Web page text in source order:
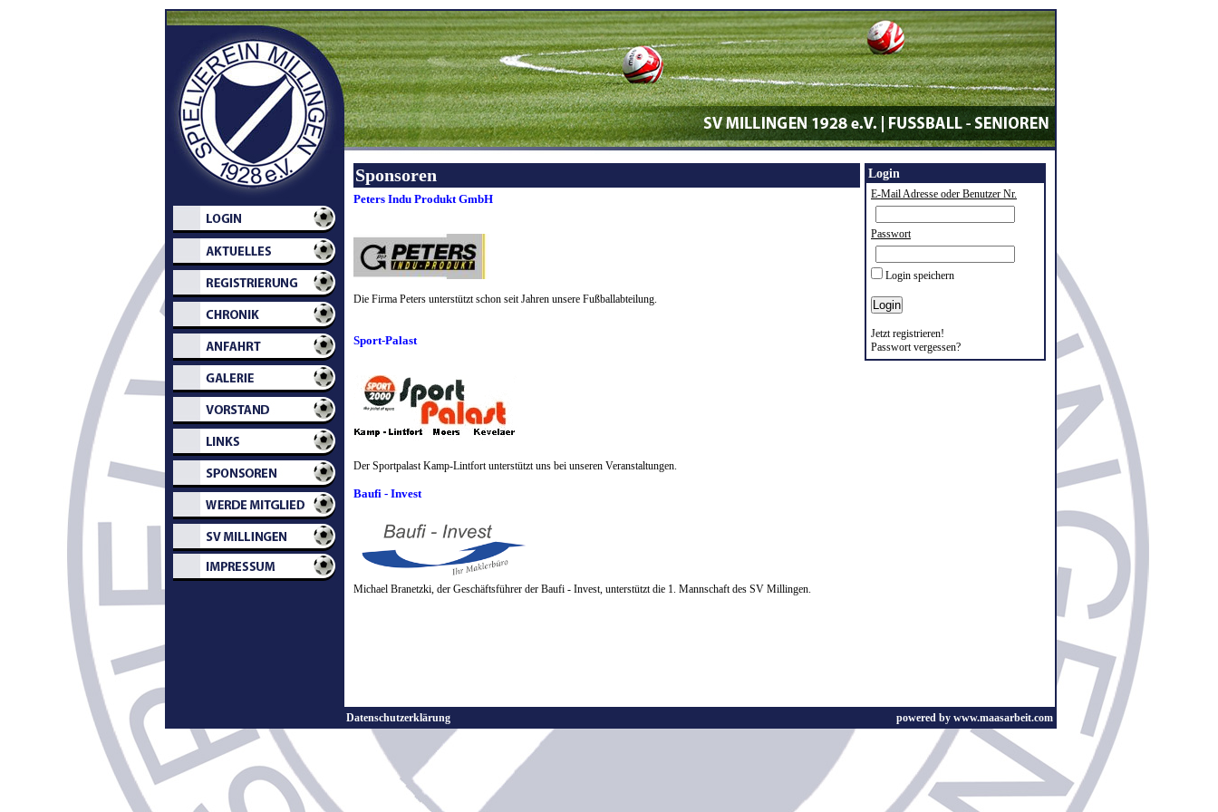
Sponsoren
Peters Indu Produkt GmbH
Die Firma Peters unterstützt schon seit Jahren unsere Fußballabteilung.
Sport-Palast
Der Sportpalast Kamp-Lintfort unterstützt uns bei unseren Veranstaltungen.
Baufi - Invest
Michael Branetzki, der Geschäftsführer der Baufi - Invest, unterstützt die 1. Mannschaft des SV Millingen.
Login
E-Mail Adresse oder Benutzer Nr.
Passwort
Login speichern
Jetzt registrieren!
Passwort vergessen?
Datenschutzerklärung powered by www.maasarbeit.com